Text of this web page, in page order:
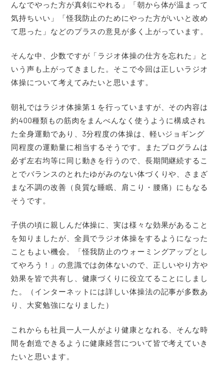
んなでやった方が真剣にやれる」「朝から体が温まって
気持ちいい」「怪我防止のためにやった方がいいと改め
て思った」などのプラスの意見が多く上がっています。
そんな中、少数ですが「ラジオ体操の仕方を忘れた」と
いう声も上がってきました。そこで今回は正しいラジオ
体操について考えてみたいと思います。
朝礼ではラジオ体操第１を行っていますが、その内容は
約400種類もの筋肉をまんべんなく使うように構成され
た全身運動であり、3分程度の体操は、軽いジョギング
同程度の運動量に相当するそうです。またプログラムは
必ず左右均等に同じ動きを行うので、長期間継続するこ
とでバランスのとれたゆがみのない体づくりや、さまざ
まな不調の改善（良質な睡眠、肩こり・腰痛）にもなる
そうです。
子供の頃に親しんだ体操に、実は様々な効果があること
を知りましたが、全員でラジオ体操をするようになった
こともよい機会。「怪我防止のウォーミングアップとし
てやろう！」の意識では勿体ないので、正しいやり方や
効果を皆で共有し、健康づくりに役立てることにしまし
た。（インターネットには詳しい体操法の記事が多数あ
り、大変勉強になりました）
これからも社員一人一人がより健康となれる、そんな時
間を創造できるように健康経営について皆で考えていき
たいと思います。